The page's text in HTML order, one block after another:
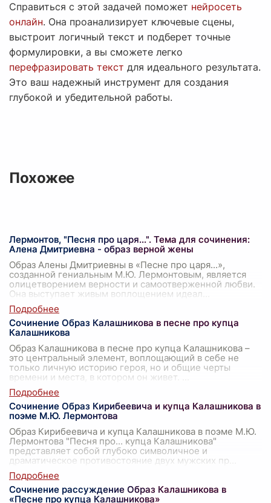
Справиться с этой задачей поможет нейросеть
онлайн. Она проанализирует ключевые сцены,
выстроит логичный текст и подберет точные
формулировки, а вы сможете легко
перефразировать текст для идеального результата.
Это ваш надежный инструмент для создания
глубокой и убедительной работы.
Похожее
Лермонтов, "Песня про царя...". Тема для сочинения:
Алена Дмитриевна - образ верной жены
Образ Алены Дмитриевны в «Песне про царя...»,
созданной гениальным М.Ю. Лермонтовым, является
олицетворением верности и самоотверженной любви.
Она выступает живым воплощением идеал
Сочинение Образ Калашникова в песне про купца
Калашникова
Образ Калашникова в песне про купца Калашникова –
это центральный элемент, воплощающий в себе не
только личную историю героя, но и общие черты
времени и места, в котором он живет.
Сочинение Образ Кирибеевича и купца Калашникова в
поэме М.Ю. Лермонтова
Образ Кирибеевича и купца Калашникова в поэме М.Ю.
Лермонтова "Песня про... купца Калашникова"
представляет собой глубоко символичное и
драматическое противостояние двух мужских пр
Сочинение рассуждение Образ Калашникова в
«Песне про купца Калашникова»